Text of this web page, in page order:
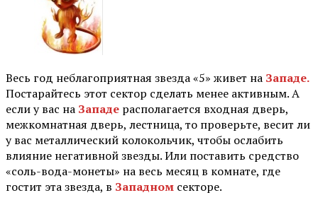
Весь год неблагоприятная звезда «5» живет на Западе.
Постарайтесь этот сектор сделать менее активным. А
если у вас на Западе располагается входная дверь,
межкомнатная дверь, лестница, то проверьте, весит ли
у вас металлический колокольчик, чтобы ослабить
влияние негативной звезды. Или поставить средство
«соль-вода-монеты» на весь месяц в комнате, где
гостит эта звезда, в Западном секторе.